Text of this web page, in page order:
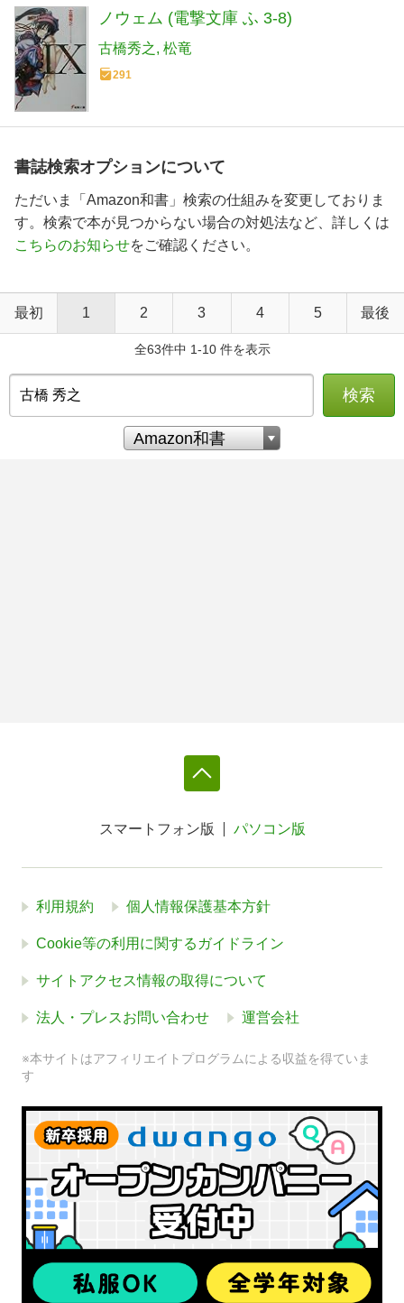
ノウェム (電撃文庫 ふ 3-8)
古橋秀之 松竜
291
書誌検索オプションについて
ただいま「Amazon和書」検索の仕組みを変更しておりま
す。検索で本が見つからない場合の対処法など、詳しくは
こちらのお知らせをご確認ください。
最初 1 2 3 4 5 最後
全63件中 1-10 件を表示
検索
スマートフォン版 パソコン版
利用規約 個人情報保護基本方針
Cookie等の利用に関するガイドライン
サイトアクセス情報の取得について
法人・プレスお問い合わせ 運営会社
※本サイトはアフィリエイトプログラムによる収益を得ていま
す